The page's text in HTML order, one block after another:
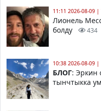
11:11 2026-08-09 |
Лионель
болду
434
10:38 2026-08-09 |
БЛОГ: Эркин
тынчтыкка